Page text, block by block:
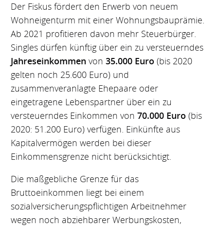
Der Fiskus fördert den Erwerb von neuem
Wohneigenturm mit einer Wohnungsbauprämie.
Ab 2021 profitieren davon mehr Steuerbürger.
Singles dürfen künftig über ein zu versteuerndes
Jahreseinkommen von35.000 Euro (bis 2020
gelten noch 25.600 Euro) und
zusammenveranlagte Ehepaare oder
eingetragene Lebenspartner über ein zu
versteuerndes Einkommen von70.000 Euro (bis
2020: 51.200 Euro) verfügen. Einkünfte aus
Kapitalvermögen werden bei dieser
Einkommensgrenze nicht berücksichtigt.
Die maßgebliche Grenze für das
Bruttoeinkommen liegt bei einem
sozialversicherungspflichtigen Arbeitnehmer
wegen noch abziehbarer Werbungskosten,